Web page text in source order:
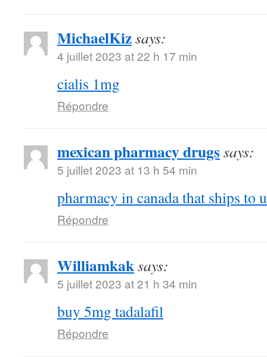
MichaelKizsays:
4 juillet 2023 at 22 h 17 min
cialis 1mg
Répondre
mexican pharmacy drugssays:
5 juillet 2023 at 13 h 54 min
pharmacy in canada that ships to
Répondre
Williamkaksays:
5 juillet 2023 at 21 h 34 min
buy 5mg tadalafil
Répondre